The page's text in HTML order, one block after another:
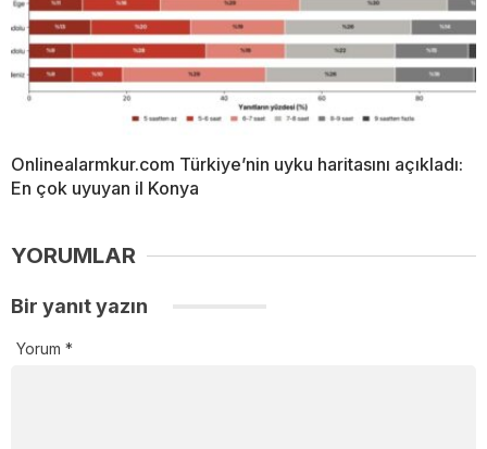
Onlinealarmkur.com Türkiye’nin uyku haritasını açıkladı:
En çok uyuyan il Konya
YORUMLAR
Bir yanıt yazın
Yorum *